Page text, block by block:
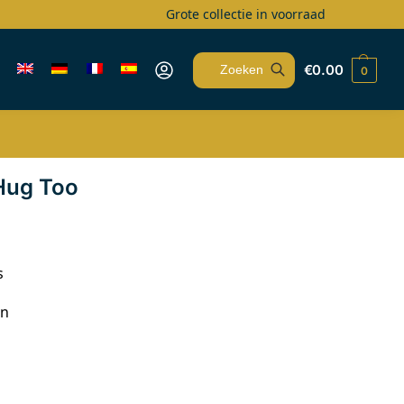
Grote collectie in voorraad
€0.00 0
Too